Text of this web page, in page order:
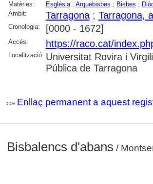
Matèries: Església; Arquebisbes ; Bisbes ;
Àmbit:
Tarragona; Tarragona,
Cronologia: [0000 - 1672]
Accés: https://raco.cat/
Localització: Universitat Rovira i
Pública de Tarragona
Enllaç permanent a aquest
Bisbalencs d'abans /